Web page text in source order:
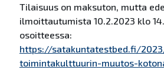
Tilaisuus on maksuton, mutta
ilmoittautumista 10.2.2023 klo
osoitteessa:
https://satakuntatestbed.fi/
toimintakulttuurin-muutos-